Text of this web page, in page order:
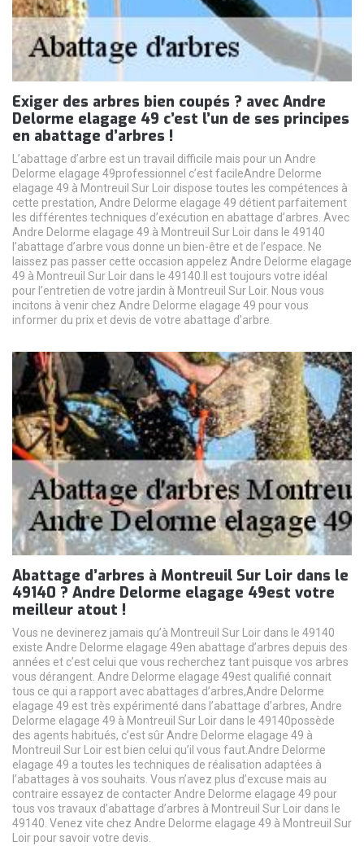
Exiger des arbres bien coupés ? avec Andre
Delorme elagage 49 c’est l’un de ses principes
en abattage d’arbres !
L’abattage d’arbre est un travail difficile mais pour un Andre
Delorme elagage 49professionnel c’est facileAndre Delorme
elagage 49 à Montreuil Sur Loir dispose toutes les compétences à
cette prestation, Andre Delorme elagage 49 détient parfaitement
les différentes techniques d’exécution en abattage d’arbres. Avec
Andre Delorme elagage 49 à Montreuil Sur Loir dans le 49140
l’abattage d’arbre vous donne un bien-être et de l’espace. Ne
laissez pas passer cette occasion appelez Andre Delorme elagage
49 à Montreuil Sur Loir dans le 49140.Il est toujours votre idéal
pour l’entretien de votre jardin à Montreuil Sur Loir. Nous vous
incitons à venir chez Andre Delorme elagage 49 pour vous
informer du prix et devis de votre abattage d’arbre.
Abattage d’arbres à Montreuil Sur Loir dans le
49140 ? Andre Delorme elagage 49est votre
meilleur atout !
Vous ne devinerez jamais qu’à Montreuil Sur Loir dans le 49140
existe Andre Delorme elagage 49en abattage d’arbres depuis des
années et c’est celui que vous recherchez tant puisque vos arbres
vous dérangent. Andre Delorme elagage 49est qualifié connait
tous ce qui a rapport avec abattages d’arbres,Andre Delorme
elagage 49 est très expérimenté dans l’abattage d’arbres, Andre
Delorme elagage 49 à Montreuil Sur Loir dans le 49140possède
des agents habitués, c’est sûr Andre Delorme elagage 49 à
Montreuil Sur Loir est bien celui qu’il vous faut.Andre Delorme
elagage 49 a toutes les techniques de réalisation adaptées à
l’abattages à vos souhaits. Vous n’avez plus d’excuse mais au
contraire essayez de contacter Andre Delorme elagage 49 pour
tous vos travaux d’abattage d’arbres à Montreuil Sur Loir dans le
49140. Venez vite chez Andre Delorme elagage 49 à Montreuil Sur
Loir pour savoir votre devis.